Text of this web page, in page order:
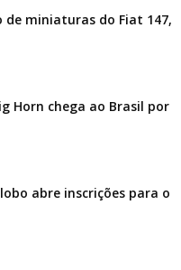
de miniaturas do Fiat 147,
Horn chega ao Brasil por
abre inscrições para o